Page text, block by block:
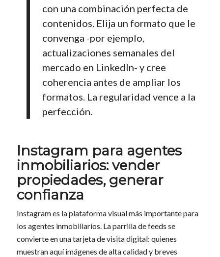
con una combinación perfecta de
contenidos. Elija un formato que le
convenga -por ejemplo,
actualizaciones semanales del
mercado en LinkedIn- y cree
coherencia antes de ampliar los
formatos. La regularidad vence a la
perfección.
Instagram para agentes
inmobiliarios: vender
propiedades, generar
confianza
Instagram es la plataforma visual más importante para
los agentes inmobiliarios. La parrilla de feeds se
convierte en una tarjeta de visita digital: quienes
muestran aquí imágenes de alta calidad y breves